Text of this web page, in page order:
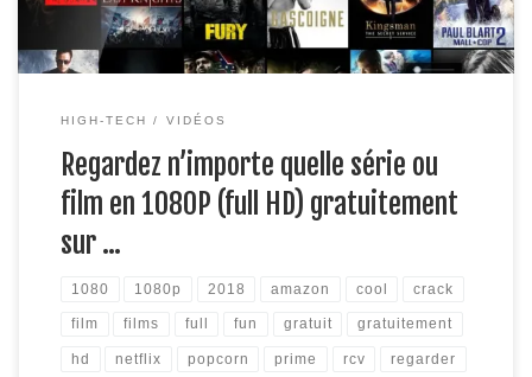
HIGH-TECH VIDÉOS
Regardez n’importe quelle série ou
film en 1080P (full HD) gratuitement
sur …
1080 1080p 2018 amazon cool crack
film films full fun gratuit gratuitement
hd netflix popcorn prime rcv regarder